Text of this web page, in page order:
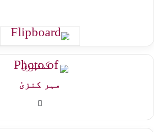
مہر کنزیٰ